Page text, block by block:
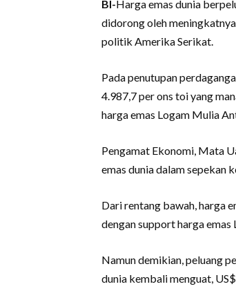
BI-Harga emas dunia
didorong oleh
politik Amerika Serikat.
Pada penutupan
4.987,7 per ons toi yang
harga emas Logam Mulia
Pengamat Ekonomi, Mata
emas dunia dalam sepekan
Dari rentang bawah, harga
dengan support harga
Namun demikian, peluang
dunia kembali menguat,